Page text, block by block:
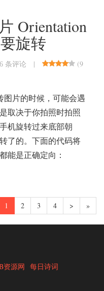
Orientation
旋转
6 条评论 | (9
图片的时候，可能会遇
取决于你拍照时拍照
机旋转过来底部朝
了的。下面的代码将
能是正确定向：
1 2 3 4 > »
资源网 每日诗词